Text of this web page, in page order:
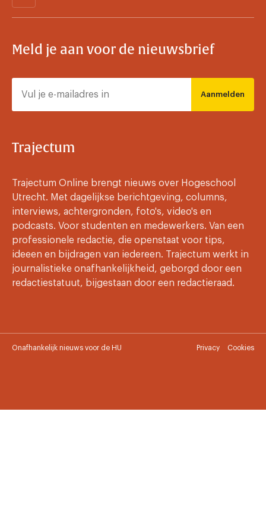
Meld je aan voor de nieuwsbrief
Aanmelden
Trajectum
Trajectum Online brengt nieuws over Hogeschool
Utrecht. Met dagelijkse berichtgeving, columns,
interviews, achtergronden, foto's, video's en
podcasts. Voor studenten en medewerkers. Van een
professionele redactie, die openstaat voor tips,
ideeen en bijdragen van iedereen. Trajectum werkt in
journalistieke onafhankelijkheid, geborgd door een
redactiestatuut, bijgestaan door een redactieraad.
Onafhankelijk nieuws voor de HU Privacy Cookies